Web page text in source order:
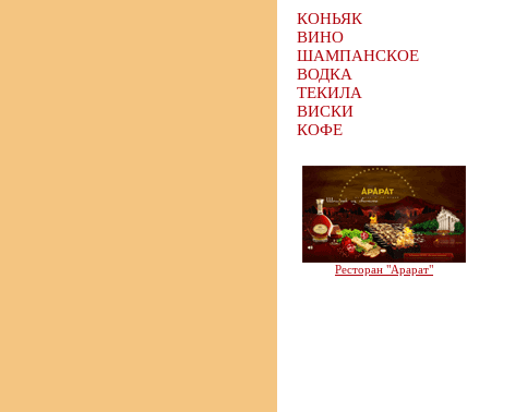
КОНЬЯК
ВИНО
ШАМПАНСКОЕ
ВОДКА
ТЕКИЛА
ВИСКИ
КОФЕ
Ресторан "Арарат"